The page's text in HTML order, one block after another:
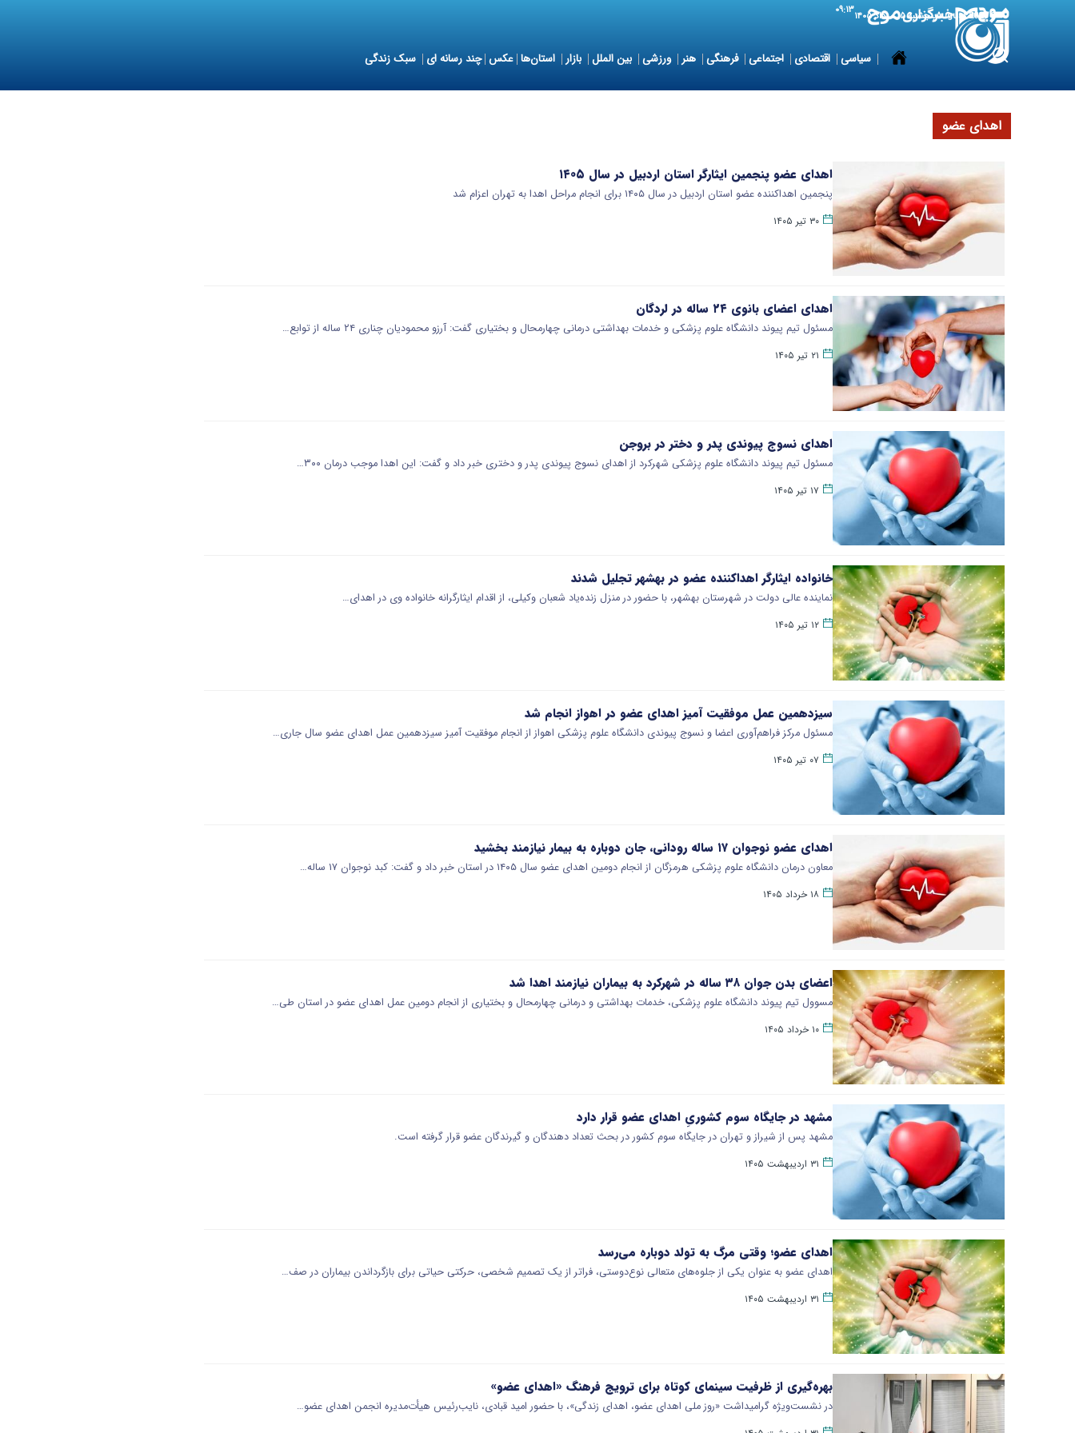
6 August 2026 پنجشنبه ۱۵ مرداد ۱۴۰۵ ۰۹:۱۳
سیاسی اقتصادی اجتماعی فرهنگی هنر ورزشی بین الملل بازار استان‌ها عکس چند رسانه ای سبک زندگی
اهدای عضو
اهدای عضو پنجمین ایثارگر استان اردبیل در سال ۱۴۰۵
پنجمین اهداکننده عضو استان اردبیل در سال ۱۴۰۵ برای انجام مراحل اهدا به تهران اعزام شد
۳۰ تیر ۱۴۰۵
اهدای اعضای بانوی ۲۴ ساله در لردگان
مسئول تیم پیوند دانشگاه علوم پزشکی و خدمات بهداشتی درمانی چهارمحال و بختیاری گفت: آرزو محمودیان چناری ۲۴ ساله از توابع…
۲۱ تیر ۱۴۰۵
اهدای نسوج پیوندی پدر و دختر در بروجن
مسئول تیم پیوند دانشگاه علوم پزشکی شهرکرد از اهدای نسوج پیوندی پدر و دختری خبر داد و گفت: این اهدا موجب درمان ۳۰۰…
۱۷ تیر ۱۴۰۵
خانواده ایثارگر اهداکننده عضو در بهشهر تجلیل شدند
نماینده عالی دولت در شهرستان بهشهر، با حضور در منزل زنده‌یاد شعبان وکیلی، از اقدام ایثارگرانه خانواده وی در اهدای…
۱۲ تیر ۱۴۰۵
سیزدهمین عمل موفقیت آمیز اهدای عضو در اهواز انجام شد
مسئول مرکز فراهم‌آوری اعضا و نسوج پیوندی دانشگاه علوم پزشکی اهواز از انجام موفقیت آمیز سیزدهمین عمل اهدای عضو سال جاری…
۰۷ تیر ۱۴۰۵
اهدای عضو نوجوان ۱۷ ساله رودانی، جان دوباره به بیمار نیازمند بخشید
معاون درمان دانشگاه علوم پزشکی هرمزگان از انجام دومین اهدای عضو سال ۱۴۰۵ در استان خبر داد و گفت: کبد نوجوان ۱۷ ساله…
۱۸ خرداد ۱۴۰۵
اعضای بدن جوان ۳۸ ساله در شهرکرد به بیماران نیازمند اهدا شد
مسوول تیم پیوند دانشگاه علوم پزشکی، خدمات بهداشتی و درمانی چهارمحال و بختیاری از انجام دومین عمل اهدای عضو در استان طی…
۱۰ خرداد ۱۴۰۵
مشهد در جایگاه سوم کشوریِ اهدای عضو قرار دارد
مشهد پس از شیراز و تهران در جایگاه سوم کشور در بحث تعداد دهندگان و گیرندگان عضو قرار گرفته است.
۳۱ اردیبهشت ۱۴۰۵
اهدای عضو؛ وقتی مرگ به تولد دوباره می‌رسد
اهدای عضو به عنوان یکی از جلوه‌های متعالی نوع‌دوستی، فراتر از یک تصمیم شخصی، حرکتی حیاتی برای بازگرداندن بیماران در صف…
۳۱ اردیبهشت ۱۴۰۵
بهره‌گیری از ظرفیت سینمای کوتاه برای ترویج فرهنگ «اهدای عضو»
در نشست‌ویژه گرامیداشت «روز ملی اهدای عضو، اهدای زندگی»، با حضور امید قبادی، نایب‌رئیس هیأت‌مدیره انجمن اهدای عضو…